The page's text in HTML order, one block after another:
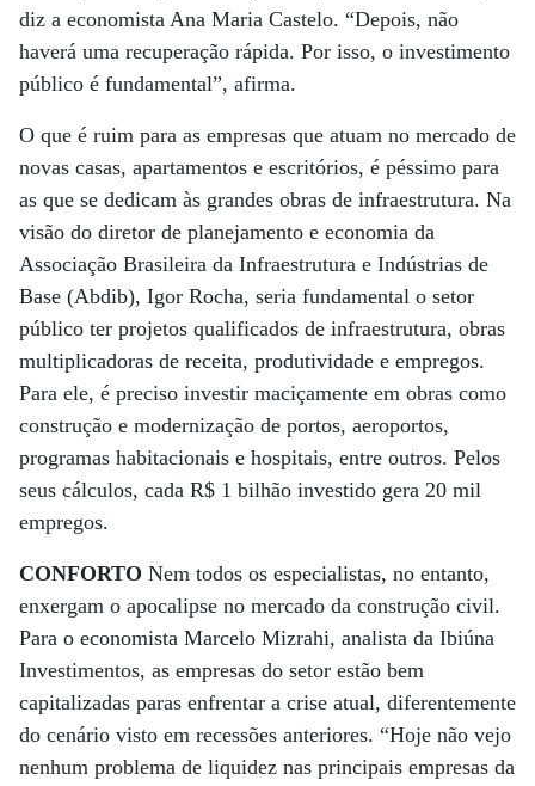
diz a economista Ana Maria Castelo. “Depois, não
haverá uma recuperação rápida. Por isso, o investimento
público é fundamental”, afirma.
O que é ruim para as empresas que atuam no mercado de
novas casas, apartamentos e escritórios, é péssimo para
as que se dedicam às grandes obras de infraestrutura. Na
visão do diretor de planejamento e economia da
Associação Brasileira da Infraestrutura e Indústrias de
Base (Abdib), Igor Rocha, seria fundamental o setor
público ter projetos qualificados de infraestrutura, obras
multiplicadoras de receita, produtividade e empregos.
Para ele, é preciso investir maciçamente em obras como
construção e modernização de portos, aeroportos,
programas habitacionais e hospitais, entre outros. Pelos
seus cálculos, cada R$ 1 bilhão investido gera 20 mil
empregos.
CONFORTO Nem todos os especialistas, no entanto,
enxergam o apocalipse no mercado da construção civil.
Para o economista Marcelo Mizrahi, analista da Ibiúna
Investimentos, as empresas do setor estão bem
capitalizadas paras enfrentar a crise atual, diferentemente
do cenário visto em recessões anteriores. “Hoje não vejo
nenhum problema de liquidez nas principais empresas da